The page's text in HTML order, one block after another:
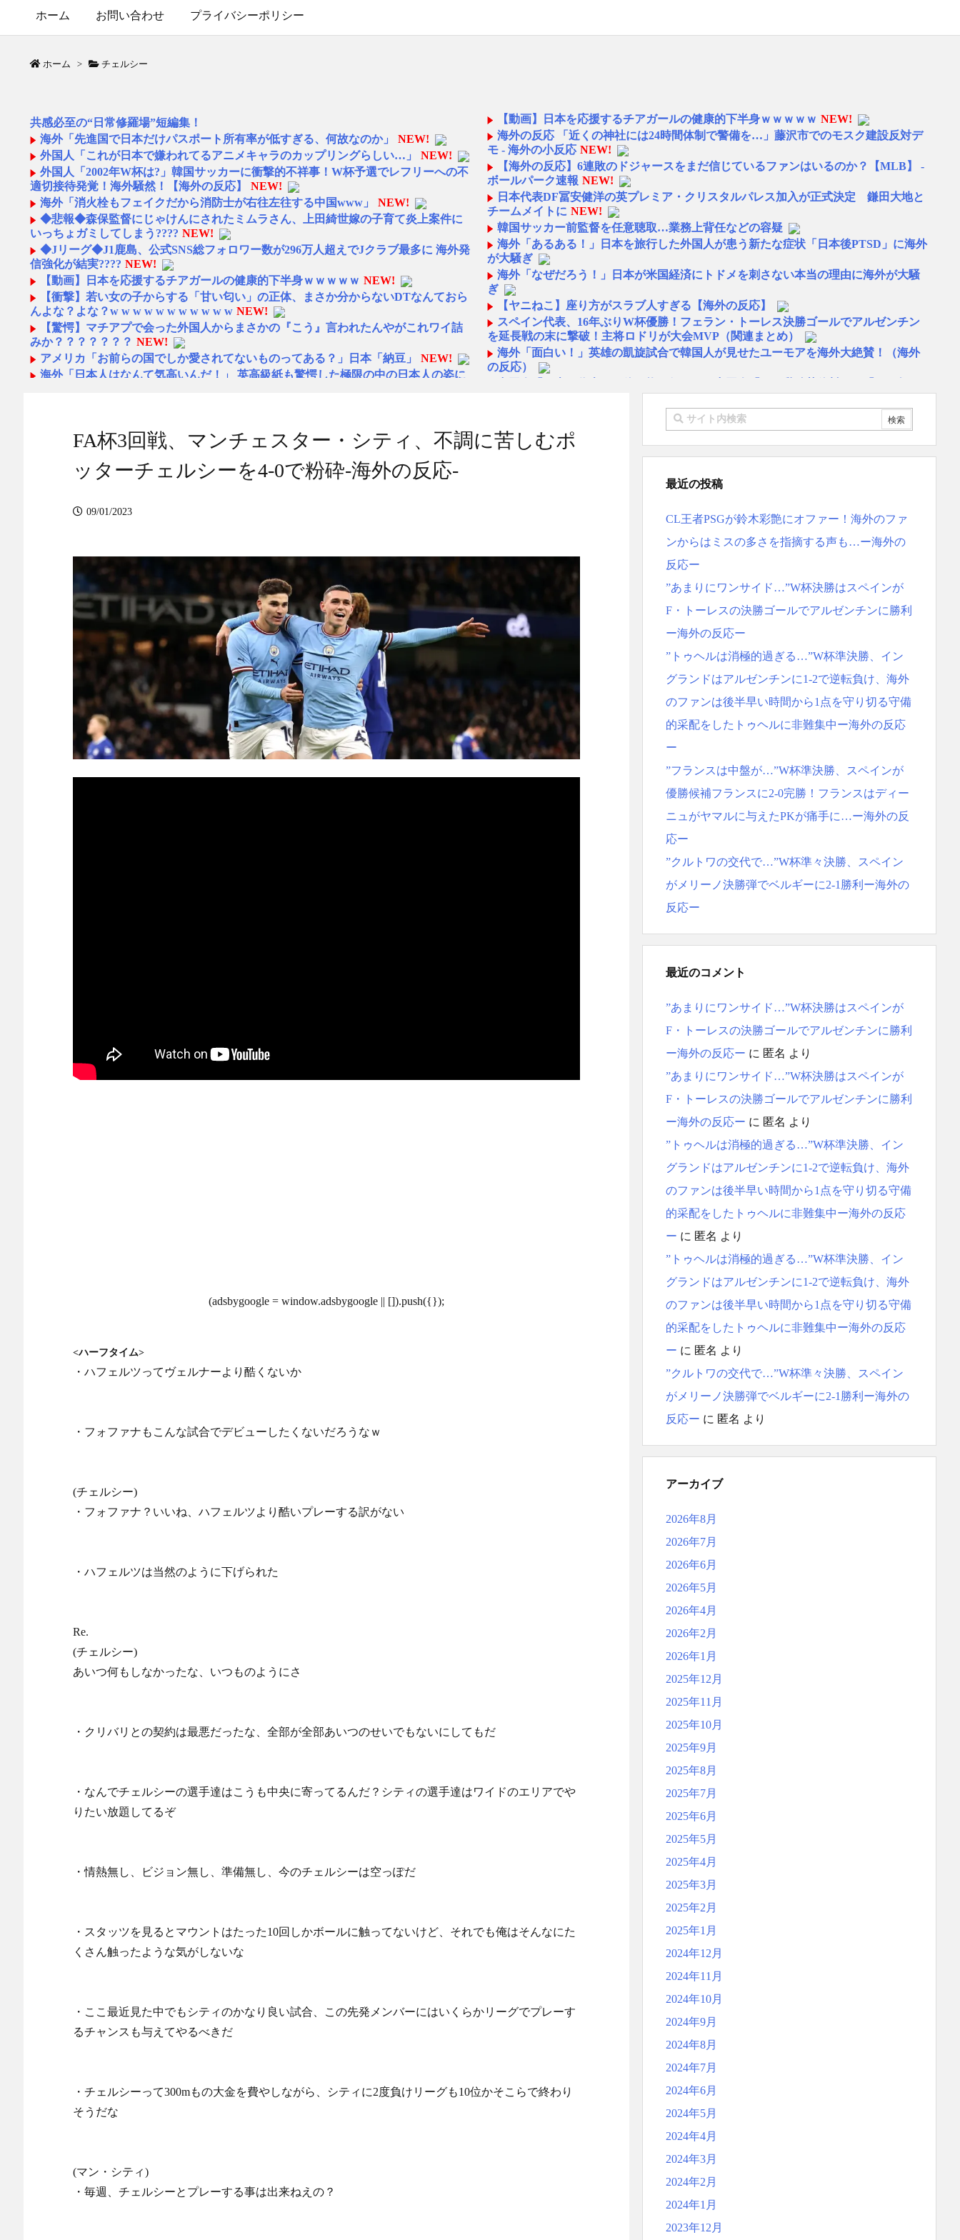
ホーム お問い合わせ プライバシーポリシー
ホーム > チェルシー
共感必至の“日常修羅場”短編集！
海外「先進国で日本だけパスポート所有率が低すぎる、何故なのか」
NEW!
外国人「これが日本で嫌われてるアニメキャラのカップリングらしい…」
NEW!
外国人「2002年W杯は?」韓国サッカーに衝撃的不祥事！W杯予選でレフリーへの不
適切接待発覚！海外騒然！【海外の反応】
NEW!
海外「消火栓もフェイクだから消防士が右往左往する中国www」
NEW!
◆悲報◆森保監督にじゃけんにされたミムラさん、上田綺世嫁の子育て炎上案件に
いっちょガミしてしまう???? NEW!
◆Jリーグ◆J1鹿島、公式SNS総フォロワー数が296万人超えでJクラブ最多に 海外発
信強化が結実???? NEW!
【動画】日本を応援するチアガールの健康的下半身ｗｗｗｗｗ NEW!
【衝撃】若い女の子からする「甘い匂い」の正体、まさか分からないDTなんておら
んよな？よな？w w w w w w w w w w w NEW!
【驚愕】マチアプで会った外国人からまさかの『こう』言われたんやがこれワイ詰
みか？？？？？？？ NEW!
アメリカ「お前らの国でしか愛されてないものってある？」日本「納豆」
NEW!
海外「日本人はなんて気高いんだ！」 英高級紙も驚愕した極限の中の日本人の姿に
鍵失くした男「45分だけ部屋に入れろ！何もしないから！」→女子大生「無理です
（警察呼びます）」→男「熱中症になれってか！使えないな！」完全に不審者で草ｗ
NEW!
海外の反応 「近くの神社には24時間体制で警備を…」藤沢市でのモスク建設反対デ
海外の反応 「近くの神社には24時間体制で警備を…」藤沢市でのモスク建設反対デ
【衝撃】若い女の子からする「甘い匂い」の正体、まさか分からないDTなんておら
んよな？よな？w w w w w w w w w w w
【海外の反応】6連敗のドジャースをまだ信じているファンはいるのか？【MLB】 -
ボールパーク速報
NEW!
6連敗のドジャースをまだ信じているファンはいるのか? NEW!
韓国人「熊本地震で見る日本の土木技術の完全勝利をご覧ください」→「これはす
ごいわ」「こういうのを見ると日本人は何か適当に作る感じがしない・... NEW!
【画像】福原遥さん、意外とあるｗ
NEW!
韓国人「熊本地震で見る日本の土木技術の完全勝利をご覧ください」→「これはす
ごいわ」「こういうのを見ると日本人は何か適当に作る感じがしない・・・」「あれ
がまさに経験値である」 NEW!
◆プレミア◆クリスタル・パレス、日本代表DF冨安健洋の加入を発表！
【悲報】加藤あい43歳、バスタオル巻いて館内をうろついてしまう。
【ヤニねこ】座り方がスラブ人すぎる【海外の反応】
日本人がアメリカで歴史的快挙！中国人「恐ろしすぎる」「人間にこんなことが可
【動画】日本を応援するチアガールの健康的下半身ｗｗｗｗｗ NEW!
海外の反応 「近くの神社には24時間体制で警備を…」藤沢市でのモスク建設反対デ
モ - 海外の小反応 NEW!
【海外の反応】6連敗のドジャースをまだ信じているファンはいるのか？【MLB】 -
ボールパーク速報 NEW!
日本代表DF冨安健洋の英プレミア・クリスタルパレス加入が正式決定 鎌田大地と
チームメイトに NEW!
韓国サッカー前監督を任意聴取…業務上背任などの容疑
海外「あるある！」日本を旅行した外国人が患う新たな症状「日本後PTSD」に海外
が大騒ぎ
海外「なぜだろう！」日本が米国経済にトドメを刺さない本当の理由に海外が大騒
ぎ
【ヤニねこ】座り方がスラブ人すぎる【海外の反応】
スペイン代表、16年ぶりW杯優勝！フェラン・トーレス決勝ゴールでアルゼンチン
を延長戦の末に撃破！主将ロドリが大会MVP（関連まとめ）
海外「面白い！」英雄の凱旋試合で韓国人が見せたユーモアを海外大絶賛！（海外
の反応）
海外「日本人は何者なんだ…」 日本の帰宅部の女子高生たちの本気に世界が驚愕
◆悲報◆マドリーFWロドリゴ残留希望もアロンソ監督はベンチ漬けへ「インド料理
ばかり食ってるからだ」by スペイン紙
「また浅野の時の走り方」 リュディガー走法で60m超爆走、ピッチ横断話題「ちゃ
海外「オチが多すぎ！」日本を不買する韓国の矛盾に海外が大爆笑
【韓国の反応】「M6.1の地震被害を受けても、次の日の朝には日常に戻っている
【海外の反応】 エンゼルス大谷、満塁で勝負を避けられる 敬遠か四球か？！
今シーズンのキャプテンはMF竹内涼に決定！副キャプテンはテセ・六反・河井の3
日本の国宝を見た韓国人の反応ｗｗｗｗｗｗｗｗｗｗｗｗｗ
Powered by livedoor 相互RSS
FA杯3回戦、マンチェスター・シティ、不調に苦しむポ
ッターチェルシーを4-0で粉砕-海外の反応-
09/01/2023
(adsbygoogle = window.adsbygoogle || []).push({});
<ハーフタイム>
・ハフェルツってヴェルナーより酷くないか
・フォファナもこんな試合でデビューしたくないだろうなｗ
(チェルシー)
・フォファナ？いいね、ハフェルツより酷いプレーする訳がない
・ハフェルツは当然のように下げられた
Re.
(チェルシー)
あいつ何もしなかったな、いつものようにさ
・クリバリとの契約は最悪だったな、全部が全部あいつのせいでもないにしてもだ
・なんでチェルシーの選手達はこうも中央に寄ってるんだ？シティの選手達はワイドのエリアでや
りたい放題してるぞ
・情熱無し、ビジョン無し、準備無し、今のチェルシーは空っぽだ
・スタッツを見るとマウントはたった10回しかボールに触ってないけど、それでも俺はそんなにた
くさん触ったような気がしないな
・ここ最近見た中でもシティのかなり良い試合、この先発メンバーにはいくらかリーグでプレーす
るチャンスも与えてやるべきだ
・チェルシーって300mもの大金を費やしながら、シティに2度負けリーグも10位かそこらで終わり
そうだな
(マン・シティ)
・毎週、チェルシーとプレーする事は出来ねえの？
最近の投稿
CL王者PSGが鈴木彩艶にオファー！海外のファ
ンからはミスの多さを指摘する声も…ー海外の
反応ー
”あまりにワンサイド…”W杯決勝はスペインが
F・トーレスの決勝ゴールでアルゼンチンに勝利
ー海外の反応ー
”トゥヘルは消極的過ぎる…”W杯準決勝、イン
グランドはアルゼンチンに1-2で逆転負け、海外
のファンは後半早い時間から1点を守り切る守備
的采配をしたトゥヘルに非難集中ー海外の反応
ー
”フランスは中盤が…”W杯準決勝、スペインが
優勝候補フランスに2-0完勝！フランスはディー
ニュがヤマルに与えたPKが痛手に…ー海外の反
応ー
”クルトワの交代で…”W杯準々決勝、スペイン
がメリーノ決勝弾でベルギーに2-1勝利ー海外の
反応ー
最近のコメント
”あまりにワンサイド…”W杯決勝はスペインが
F・トーレスの決勝ゴールでアルゼンチンに勝利
ー海外の反応ー に 匿名 より
”あまりにワンサイド…”W杯決勝はスペインが
F・トーレスの決勝ゴールでアルゼンチンに勝利
ー海外の反応ー に 匿名 より
”トゥヘルは消極的過ぎる…”W杯準決勝、イン
グランドはアルゼンチンに1-2で逆転負け、海外
のファンは後半早い時間から1点を守り切る守備
的采配をしたトゥヘルに非難集中ー海外の反応
ー に 匿名 より
”トゥヘルは消極的過ぎる…”W杯準決勝、イン
グランドはアルゼンチンに1-2で逆転負け、海外
のファンは後半早い時間から1点を守り切る守備
的采配をしたトゥヘルに非難集中ー海外の反応
ー に 匿名 より
”クルトワの交代で…”W杯準々決勝、スペイン
がメリーノ決勝弾でベルギーに2-1勝利ー海外の
反応ー に 匿名 より
アーカイブ
2026年8月
2026年7月
2026年6月
2026年5月
2026年4月
2026年2月
2026年1月
2025年12月
2025年11月
2025年10月
2025年9月
2025年8月
2025年7月
2025年6月
2025年5月
2025年4月
2025年3月
2025年2月
2025年1月
2024年12月
2024年11月
2024年10月
2024年9月
2024年8月
2024年7月
2024年6月
2024年5月
2024年4月
2024年3月
2024年2月
2024年1月
2023年12月